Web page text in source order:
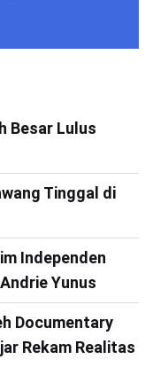
Besar Lulus
Tinggal di
Independen
Yunus
Documentary
Rekam Realitas